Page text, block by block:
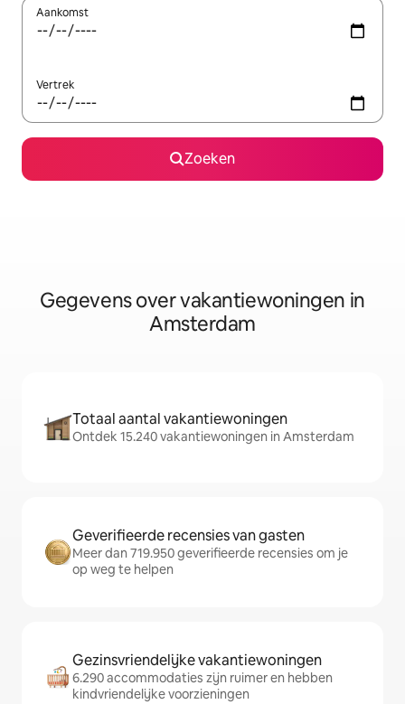
Aankomst
Vertrek
Zoeken
Gegevens over vakantiewoningen in
Amsterdam
Totaal aantal vakantiewoningen
Ontdek 15.240 vakantiewoningen in Amsterdam
Geverifieerde recensies van gasten
Meer dan 719.950 geverifieerde recensies om je
op weg te helpen
Gezinsvriendelijke vakantiewoningen
6.290 accommodaties zijn ruimer en hebben
kindvriendelijke voorzieningen